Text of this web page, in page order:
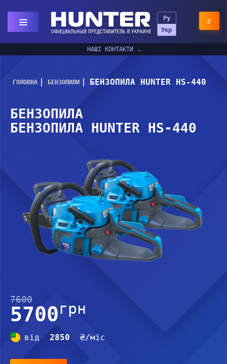
Ру
Укр
НАШІ КОНТАКТИ
ГОЛОВНА БЕНЗОПИЛИ БЕНЗОПИЛА HUNTER HS-440
БЕНЗОПИЛА
БЕНЗОПИЛА HUNTER HS-440
7600
5700грн
від 2850 ₴/міс